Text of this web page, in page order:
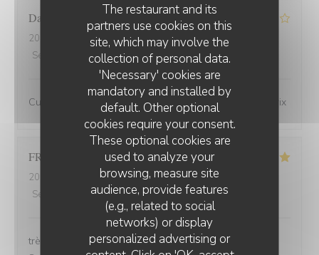
The restaurant and its
partners use cookies on this
site, which may involve the
collection of personal data.
'Necessary' cookies are
mandatory and installed by
default. Other optional
cookies require your consent.
These optional cookies are
used to analyze your
browsing, measure site
audience, provide features
(e.g., related to social
networks) or display
personalized advertising or
David
2026-08-01
- 19:45 - Guests 3
Service
Ambiance: 4 /5 Food: 4/5 Value:
Cuisine de bonne qualité pour un bon rapport qualité/prix
FRANCOIS
2026-07-31
- 19:30 - Guests 2
Service
Ambiance:5 /5 Food:5 /5 Value:
très bonne soirée et très bon dîner, comme d'habitude.